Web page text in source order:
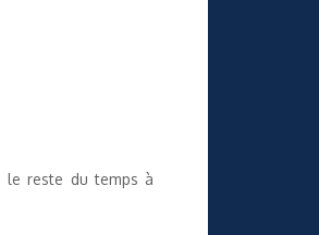
le reste du temps à